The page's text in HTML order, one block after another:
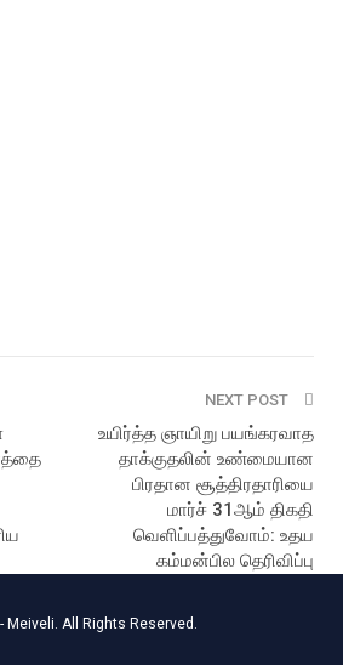
NEXT POST
உயிர்த்த ஞாயிறு பயங்கரவாத
தாக்குதலின் உண்மையான
பிரதான சூத்திரதாரியை
மார்ச் 31ஆம் திகதி
வெளிப்பத்துவோம்: உதய
கம்மன்பில தெரிவிப்பு
Meiveli. All Rights Reserved.